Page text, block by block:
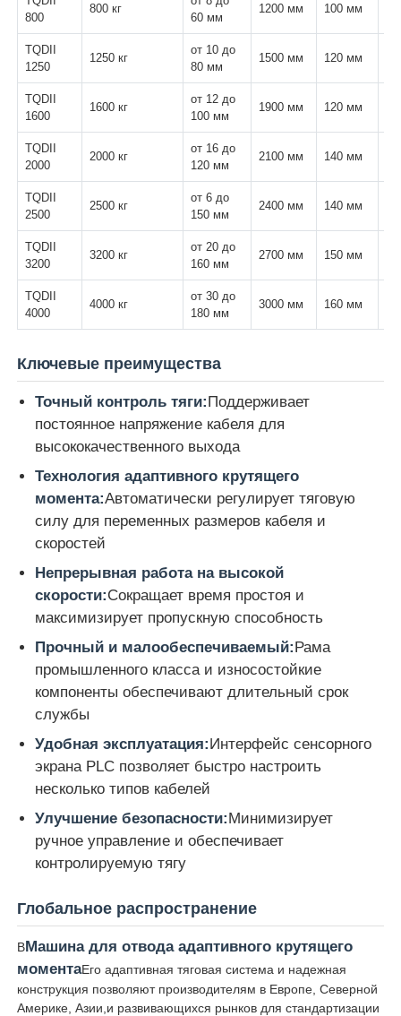
линия штранг-прессования провода
машина садить на мель провода
Машина для двойного скручивания
Бронированная машина
Одиночная машина извива
Парная крутильная машина
провод кладя машину
перетаскивание с машины
Машина для упаковки кабелей
кабельная катушка
стриппинг-экструзионная машина
800
800 кг
60 мм
1200 мм 100 мм
TQDII
1250
1250 кг
от 10 до
80 мм
1500 мм 120 мм
TQDII
1600
1600 кг
от 12 до
100 мм
1900 мм 120 мм
TQDII
2000
2000 кг
от 16 до
120 мм
2100 мм 140 мм
TQDII
2500
2500 кг
от 6 до
150 мм
2400 мм 140 мм
TQDII
3200
3200 кг
от 20 до
160 мм
2700 мм 150 мм
TQDII
4000
4000 кг
от 30 до
180 мм
3000 мм 160 мм
Ключевые преимущества
Точный контроль тяги:Поддерживает
постоянное напряжение кабеля для
высококачественного выхода
Технология адаптивного крутящего
момента:Автоматически регулирует тяговую
силу для переменных размеров кабеля и
скоростей
Непрерывная работа на высокой
скорости:Сокращает время простоя и
максимизирует пропускную способность
Прочный и малообеспечиваемый:Рама
промышленного класса и износостойкие
компоненты обеспечивают длительный срок
службы
Удобная эксплуатация:Интерфейс сенсорного
экрана PLC позволяет быстро настроить
несколько типов кабелей
Улучшение безопасности:Минимизирует
ручное управление и обеспечивает
контролируемую тягу
Глобальное распространение
ВМашина для отвода адаптивного крутящего
моментаЕго адаптивная тяговая система и надежная
конструкция позволяют производителям в Европе, Северной
Америке, Азии,и развивающихся рынков для стандартизации